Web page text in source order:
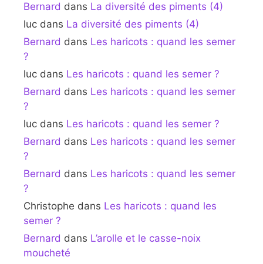
Bernard dans La diversité des piments (4)
luc dans La diversité des piments (4)
Bernard dans Les haricots : quand les semer
?
luc dans Les haricots : quand les semer ?
Bernard dans Les haricots : quand les semer
?
luc dans Les haricots : quand les semer ?
Bernard dans Les haricots : quand les semer
?
Bernard dans Les haricots : quand les semer
?
Christophe dans Les haricots : quand les
semer ?
Bernard dans L’arolle et le casse-noix
moucheté